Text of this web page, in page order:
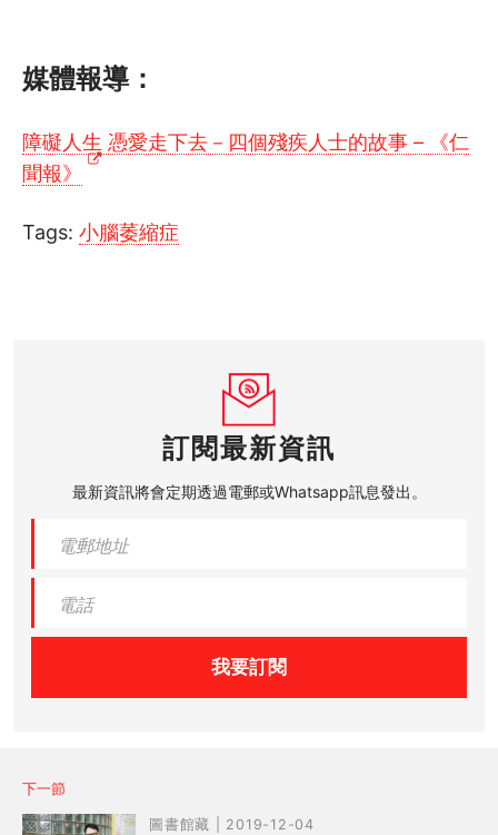
媒體報導：
障礙人生 憑愛走下去－四個殘疾人士的故事 – 《仁
聞報》
Tags: 小腦萎縮症
訂閱最新資訊
最新資訊將會定期透過電郵或Whatsapp訊息發出。
我要訂閱
下一節
圖書館藏 | 2019-12-04